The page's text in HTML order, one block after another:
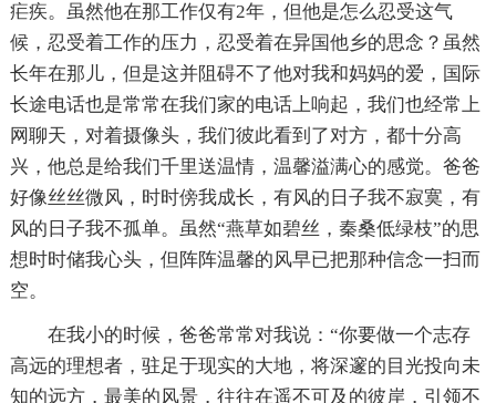
疟疾。虽然他在那工作仅有2年，但他是怎么忍受这气
候，忍受着工作的压力，忍受着在异国他乡的思念？虽然
长年在那儿，但是这并阻碍不了他对我和妈妈的爱，国际
长途电话也是常常在我们家的电话上响起，我们也经常上
网聊天，对着摄像头，我们彼此看到了对方，都十分高
兴，他总是给我们千里送温情，温馨溢满心的感觉。爸爸
好像丝丝微风，时时傍我成长，有风的日子我不寂寞，有
风的日子我不孤单。虽然“燕草如碧丝，秦桑低绿枝”的思
想时时储我心头，但阵阵温馨的风早已把那种信念一扫而
空。
在我小的时候，爸爸常常对我说：“你要做一个志存
高远的理想者，驻足于现实的大地，将深邃的目光投向未
知的远方，最美的风景，往往在遥不可及的彼岸，引领不